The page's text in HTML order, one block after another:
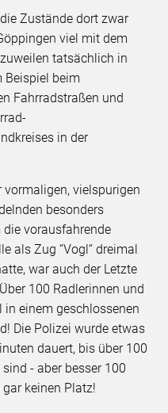
Zustände dort zwar
viel mit dem
tatsächlich in
Beispiel beim
Fahrradstraßen und
in der
vormaligen, vielspurigen
besonders
die vorausfahrende
als Zug “Vogl“ dreimal
war auch der Letzte
100 Radlerinnen und
in einem geschlossenen
Die Polizei wurde etwas
dauert, bis über 100
- aber besser 100
keinen Platz!